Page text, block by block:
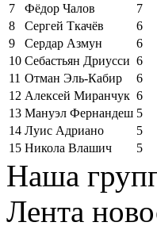
7
Фёдор Чалов
7
8
Сергей Ткачёв
6
9
Сердар Азмун
6
10 Себастьян Дриусси 6
11 Отман Эль-Кабир
6
12 Алексей Миранчук 6
13 Мануэл Фернандеш 5
14 Луис Адриано
5
15 Никола Влашич 5
Наша
Лента